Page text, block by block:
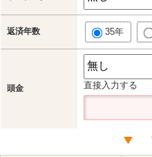
返済年数 35年
頭金 直接入力する